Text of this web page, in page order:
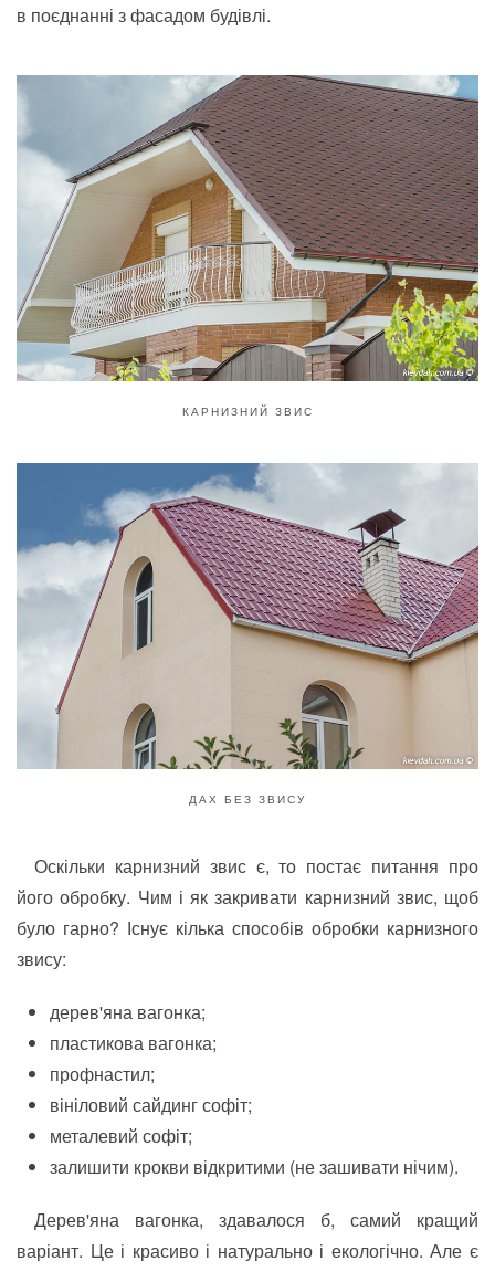
в поєднанні з фасадом будівлі.
КАРНИЗНИЙ ЗВИС
ДАХ БЕЗ ЗВИСУ
Оскільки карнизний звис є, то постає питання про
його обробку. Чим і як закривати карнизний звис, щоб
було гарно? Існує кілька способів обробки карнизного
звису:
дерев'яна вагонка;
пластикова вагонка;
профнастил;
вініловий сайдинг софіт;
металевий софіт;
залишити крокви відкритими (не зашивати нічим).
Дерев'яна вагонка, здавалося б, самий кращий
варіант. Це і красиво і натурально і екологічно. Але є